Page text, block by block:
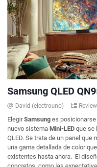
Samsung QLED
David (electrouno)
ElegirSamsung es
nuevo sistema Mini-LED que se
QLED. Se trata de un panel que
una gama detallada de color
existentes hasta ahora. El